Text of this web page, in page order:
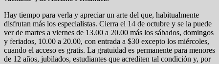
Hay tiempo para verla y apreciar un arte del que, habitualmente
disfrutan más los especialistas. Cierra el 14 de octubre y se la puede
ver de martes a viernes de 13.00 a 20.00 más los sábados, domingos
y feriados, 10.00 a 20.00, con entrada a $30 excepto los miércoles,
cuando el acceso es gratis. La gratuidad es permanente para menores
de 12 años, jubilados, estudiantes que acrediten tal condición y, por